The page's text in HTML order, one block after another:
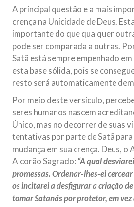
A principal questão e a mais
crença na Unicidade de Deus.
importante do que qualquer
pode ser comparada a outras.
Satã está sempre empenhado
esta base sólida, pois se
resto será automaticamente
Por meio deste versículo,
seres humanos nascem
Único, mas no decorrer de suas
tentativas por parte de Satã para
mudança em sua crença. Deus, o
Alcorão Sagrado: “A qual
promessas. Ordenar-lhes-ei
os incitarei a desfigurar a criação
tomar Satanás por protetor, em vez